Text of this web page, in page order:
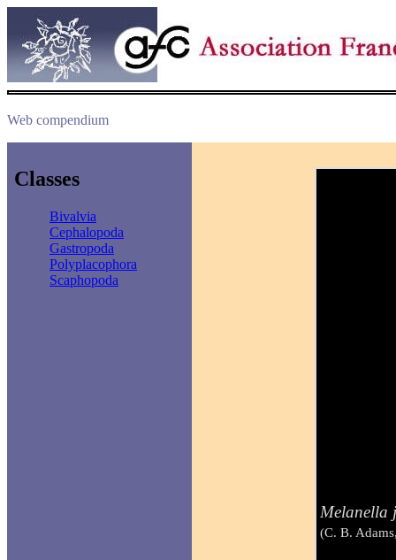
Web compendium
Classes
Bivalvia
Cephalopoda
Gastropoda
Polyplacophora
Scaphopoda
Melanella
(C. B.